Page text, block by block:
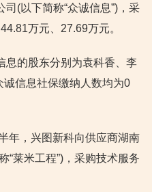
(以下简称“众诚信息”)，采
万元、27.69万元。
息的股东分别为袁科香、李
信息社保缴纳人数均为0
年，兴图新科向供应商湖南
“莱米工程”)，采购技术服务